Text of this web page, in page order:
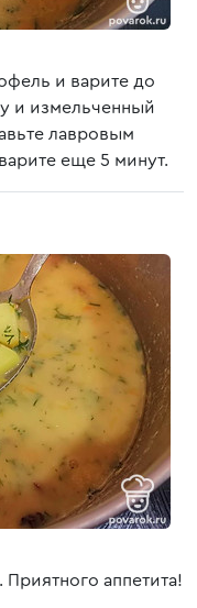
и варите до
и измельченный
лавровым
еще 5 минут.
аппетита!